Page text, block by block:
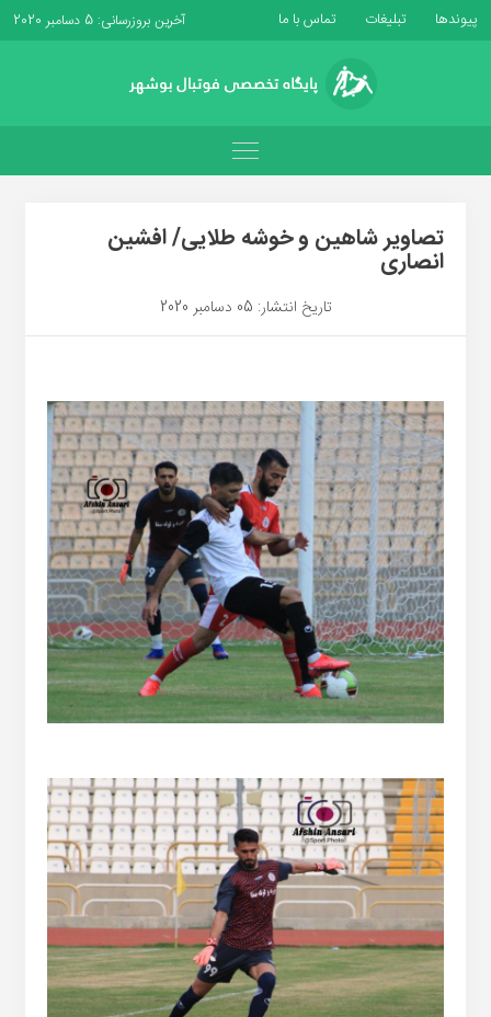
پیوندها تبلیغات تماس با ما آخرین بروزرسانی: 5 دسامبر 2020
تصاویر شاهین و خوشه طلایی/ افشین
انصاری
تاریخ انتشار: 05 دسامبر 2020